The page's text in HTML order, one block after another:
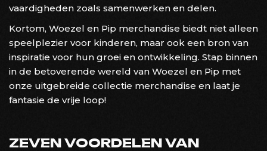
vaardigheden zoals samenwerken en delen.
Kortom, Woezel en Pip merchandise biedt niet alleen
speelplezier voor kinderen, maar ook een bron van
inspiratie voor hun groei en ontwikkeling. Stap binnen
in de betoverende wereld van Woezel en Pip met
onze uitgebreide collectie merchandise en laat je
fantasie de vrije loop!
ZEVEN VOORDELEN VAN